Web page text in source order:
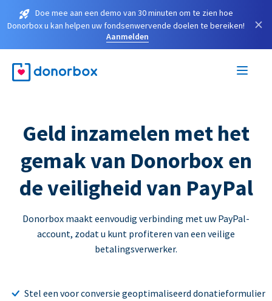
Doe mee aan een demo van 30 minuten om te zien hoe
Donorbox u kan helpen uw fondsenwervende doelen te bereiken!
Aanmelden
×
Geld inzamelen met het
gemak van Donorbox en
de veiligheid van PayPal
Donorbox maakt eenvoudig verbinding met uw PayPal-
account, zodat u kunt profiteren van een veilige
betalingsverwerker.
Stel een voor conversie geoptimaliseerd donatieformulier